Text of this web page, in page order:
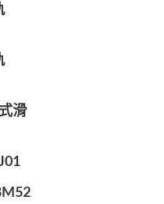
滑